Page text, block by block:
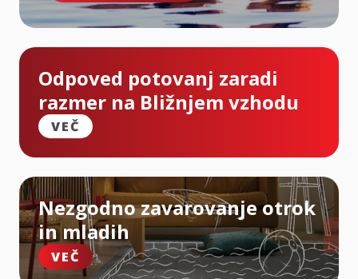
Odpoved potovanj zaradi
razmer na Bližnjem vzhodu
VEČ
Nezgodno zavarovanje otrok
in mladih
VEČ